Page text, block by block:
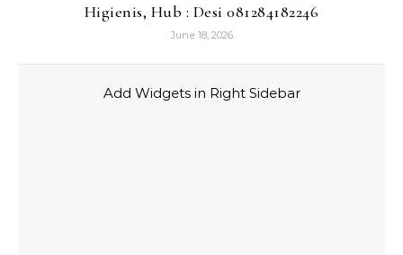
Higienis, Hub : Desi 081284182246
June 18, 2026
Add Widgets in Right Sidebar